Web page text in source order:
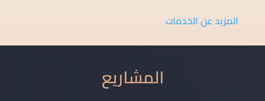
المزيد عن الخدمات
المشاريع